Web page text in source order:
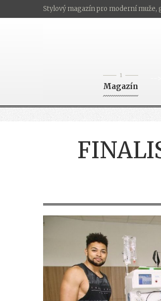
Stylový magazín pro moderní muže,
1
Magazín